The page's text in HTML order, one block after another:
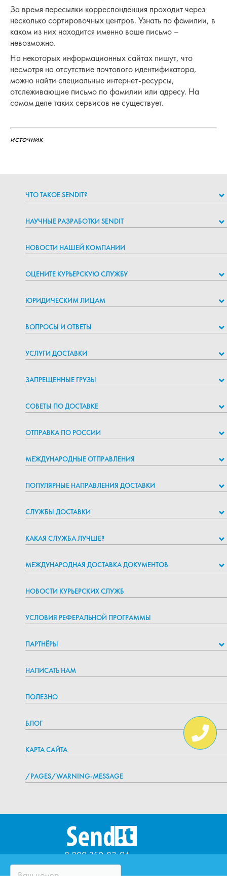
ЧТО ТАКОЕ SENDIT?
НАУЧНЫЕ РАЗРАБОТКИ SENDIT
НОВОСТИ НАШЕЙ КОМПАНИИ
ОЦЕНИТЕ КУРЬЕРСКУЮ СЛУЖБУ
ЮРИДИЧЕСКИМ ЛИЦАМ
ВОПРОСЫ И ОТВЕТЫ
УСЛУГИ ДОСТАВКИ
ЗАПРЕЩЕННЫЕ ГРУЗЫ
СОВЕТЫ ПО ДОСТАВКЕ
ОТПРАВКА ПО РОССИИ
МЕЖДУНАРОДНЫЕ ОТПРАВЛЕНИЯ
ПОПУЛЯРНЫЕ НАПРАВЛЕНИЯ ДОСТАВКИ
СЛУЖБЫ ДОСТАВКИ
КАКАЯ СЛУЖБА ЛУЧШЕ?
МЕЖДУНАРОДНАЯ ДОСТАВКА ДОКУМЕНТОВ
НОВОСТИ КУРЬЕРСКИХ СЛУЖБ
УСЛОВИЯ РЕФЕРАЛЬНОЙ ПРОГРАММЫ
ПАРТНЁРЫ
НАПИСАТЬ НАМ
ПОЛЕЗНО
БЛОГ
КАРТА САЙТА
/PAGES/WARNING-MESSAGE
За время пересылки корреспонденция проходит через
несколько сортировочных центров. Узнать по фамилии, в
каком из них находится именно ваше письмо –
невозможно.
На некоторых информационных сайтах пишут, что
несмотря на отсутствие почтового идентификатора,
можно найти специальные интернет-ресурсы,
отслеживающие письмо по фамилии или адресу. На
самом деле таких сервисов не существует.
источник
8 800 350-83-94